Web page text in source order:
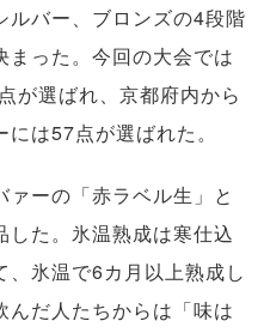
ルバー、ブロンズの4段階
った。今回の大会では
が選ばれ、京都府内から
は57点が選ばれた。
ーの「赤ラベル生」と
した。氷温熟成は寒仕込
氷温で6カ月以上熟成し
んだ人たちからは「味は